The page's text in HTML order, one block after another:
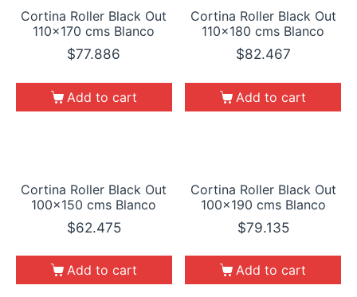
Cortina Roller Black Out
110×170 cms Blanco
$77.886
Add to cart
Cortina Roller Black Out
110×180 cms Blanco
$82.467
Add to cart
Cortina Roller Black Out
100×150 cms Blanco
$62.475
Add to cart
Cortina Roller Black Out
100×190 cms Blanco
$79.135
Add to cart